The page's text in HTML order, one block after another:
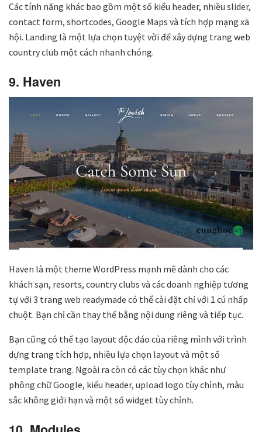
Các tính năng khác bao gồm một số kiểu header, nhiều slider,
contact form, shortcodes, Google Maps và tích hợp mạng xã
hội. Landing là một lựa chọn tuyệt vời để xây dựng trang web
country club một cách nhanh chóng.
9. Haven
Haven là một theme WordPress mạnh mẽ dành cho các
khách sạn, resorts, country clubs và các doanh nghiệp tương
tự với 3 trang web readymade có thể cài đặt chỉ với 1 cú nhấp
chuột. Bạn chỉ cần thay thế bằng nội dung riêng và tiếp tục.
Bạn cũng có thể tạo layout độc đáo của riêng mình với trình
dựng trang tích hợp, nhiều lựa chọn layout và một số
template trang. Ngoài ra còn có các tùy chọn khác như
phông chữ Google, kiểu header, upload logo tùy chỉnh, màu
sắc không giới hạn và một số widget tùy chỉnh.